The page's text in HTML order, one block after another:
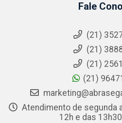
Fale
(21)
(21)
(21)
(21)
Atendimento de segunda
12h e das